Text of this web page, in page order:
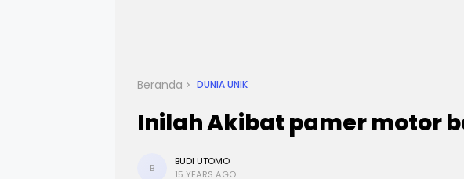
Beranda DUNIA UNIK
Inilah Akibat pamer motor
B
BUDI UTOMO
15 YEARS AGO